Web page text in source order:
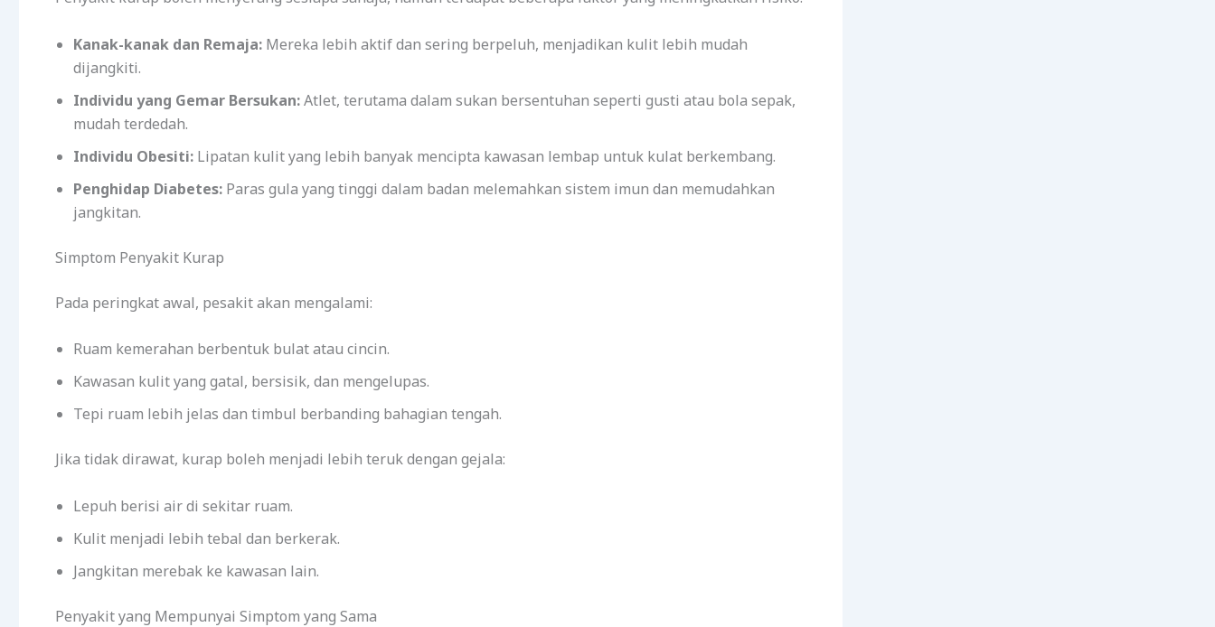
Kanak-kanak dan Remaja: Mereka lebih aktif dan sering berpeluh, menjadikan kulit lebih mudah
dijangkiti.
Individu yang Gemar Bersukan:Atlet, terutama dalam sukan bersentuhan seperti gusti atau bola sepak,
mudah terdedah.
Individu Obesiti: Lipatan kulit yang lebih banyak mencipta kawasan lembap untuk kulat berkembang.
Penghidap Diabetes: Paras gula yang tinggi dalam badan melemahkan sistem imun dan memudahkan
jangkitan.
Simptom Penyakit Kurap
Pada peringkat awal, pesakit akan mengalami:
Ruam kemerahan berbentuk bulat atau cincin.
Kawasan kulit yang gatal, bersisik, dan mengelupas.
Tepi ruam lebih jelas dan timbul berbanding bahagian tengah.
Jika tidak dirawat, kurap boleh menjadi lebih teruk dengan gejala:
Lepuh berisi air di sekitar ruam.
Kulit menjadi lebih tebal dan berkerak.
Jangkitan merebak ke kawasan lain.
Penyakit yang Mempunyai Simptom yang Sama